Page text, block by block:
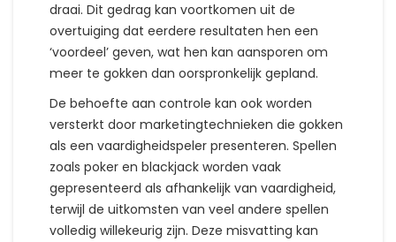
draai. Dit gedrag kan voortkomen uit de
overtuiging dat eerdere resultaten hen een
‘voordeel’ geven, wat hen kan aansporen om
meer te gokken dan oorspronkelijk gepland.
De behoefte aan controle kan ook worden
versterkt door marketingtechnieken die gokken
als een vaardigheidspeler presenteren. Spellen
zoals poker en blackjack worden vaak
gepresenteerd als afhankelijk van vaardigheid,
terwijl de uitkomsten van veel andere spellen
volledig willekeurig zijn. Deze misvatting kan